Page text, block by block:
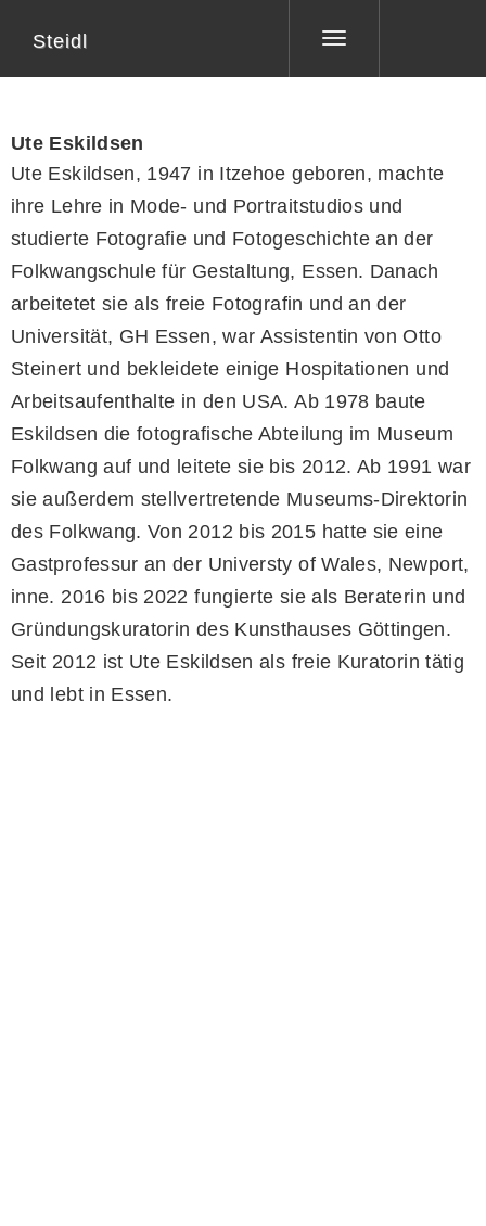
Toggle
Steidl
Ute Eskildsen
Ute Eskildsen, 1947 in Itzehoe geboren, machte
ihre Lehre in Mode- und Portraitstudios und
studierte Fotografie und Fotogeschichte an der
Folkwangschule für Gestaltung, Essen. Danach
arbeitetet sie als freie Fotografin und an der
Universität, GH Essen, war Assistentin von Otto
Steinert und bekleidete einige Hospitationen und
Arbeitsaufenthalte in den USA. Ab 1978 baute
Eskildsen die fotografische Abteilung im Museum
Folkwang auf und leitete sie bis 2012. Ab 1991 war
sie außerdem stellvertretende Museums-Direktorin
des Folkwang. Von 2012 bis 2015 hatte sie eine
Gastprofessur an der Universty of Wales, Newport,
inne. 2016 bis 2022 fungierte sie als Beraterin und
Gründungskuratorin des Kunsthauses Göttingen.
Seit 2012 ist Ute Eskildsen als freie Kuratorin tätig
und lebt in Essen.